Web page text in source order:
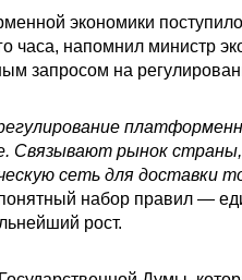
экономики
часа, напомнил министр
запросом на
Связывают рынок
сеть для доставки
набор правил —
рост.